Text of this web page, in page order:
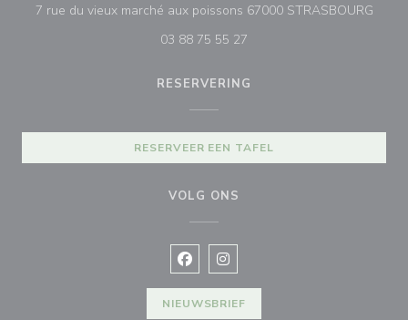
7 rue du vieux marché aux poissons 67000 STRASBOURG
03 88 75 55 27
RESERVERING
RESERVEER EEN TAFEL
VOLG ONS
Facebook ((opent in een nieuw
Instagram ((opent in een
NIEUWSBRIEF